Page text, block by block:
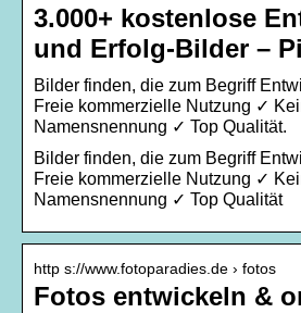
3.000+ kostenlose
und Erfolg-Bilder –
Bilder finden, die zum Begriff
Freie kommerzielle Nutzung ✓
Namensnennung ✓ Top Qualität.
Bilder finden, die zum Begriff
Freie kommerzielle Nutzung ✓
Namensnennung ✓ Top Qualität
http s://www.fotoparadies.de › fotos
Fotos entwickeln &